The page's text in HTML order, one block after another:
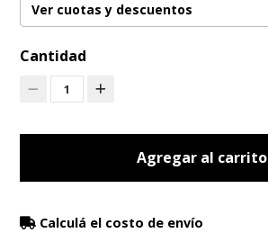
Ver cuotas y descuentos
Cantidad
1
Agregar al carrito
Calculá el costo de envío